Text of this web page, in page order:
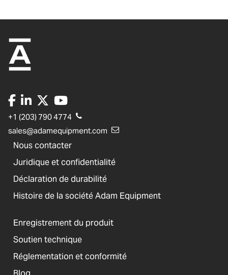
+1 (203) 790 4774
sales@adamequipment.com
Nous contacter
Juridique et confidentialité
Déclaration de durabilité
Histoire de la société Adam Equipment
Enregistrement du produit
Soutien technique
Réglementation et conformité